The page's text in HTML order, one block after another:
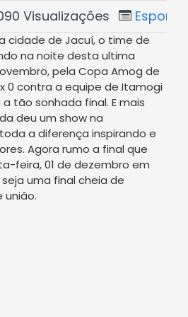
Visualizações Esporte
cidade de Jacuí, o time de
na noite desta ultima
pela Copa Amog de
0 contra a equipe de Itamogi
tão sonhada final. E mais
deu um show na
a diferença inspirando e
Agora rumo a final que
feira, 01 de dezembro em
uma final cheia de
união.